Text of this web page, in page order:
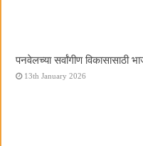
पनवेलच्या सर्वांगीण विकासासाठी
13th January 2026